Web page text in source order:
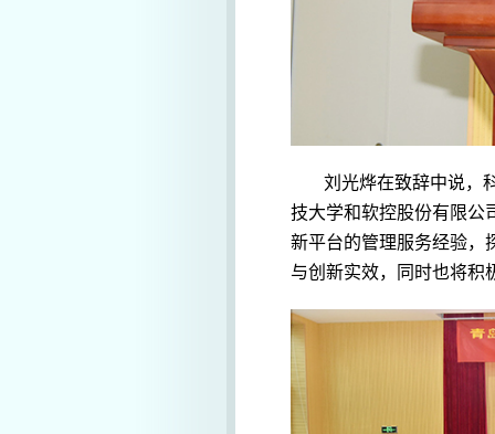
刘光烨在致辞中说，
技大学和软控股份有限公
新平台的管理服务经验，
与创新实效，同时也将积